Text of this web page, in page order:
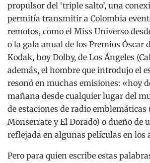
propulsor del ‘triple salto’, una
permitía transmitir a Colombia
remotos, como el Miss Universo
o la gala anual de los Premios Óscar
Kodak, hoy Dolby, de Los Ángeles
además, el hombre que introdujo el
resonó en muchas emisiones: «hoy
mañana desde cualquier lugar del
de estaciones de radio emblemáticas
Monserrate y El Dorado) o dueño de
reflejada en algunas películas en los
Pero para quien escribe estas